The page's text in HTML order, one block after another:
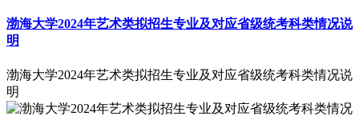
渤海大学2024年艺术类拟招生专业及对应省级统考科类情况说
明
渤海大学2024年艺术类拟招生专业及对应省级统考科类情况说
明